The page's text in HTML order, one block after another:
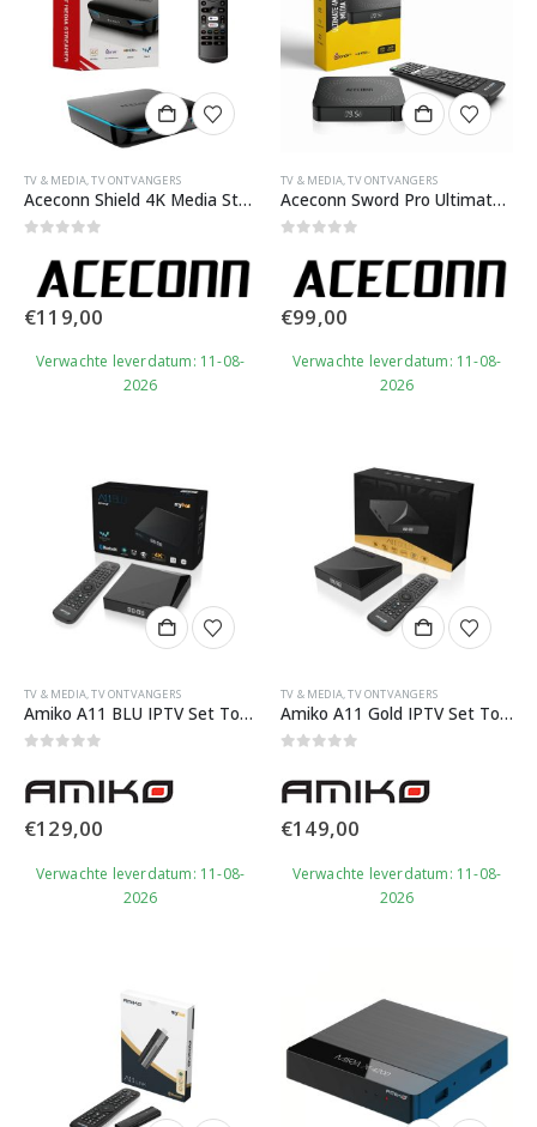
TV & MEDIA,TV ONTVANGERS
Aceconn Shield 4K Media Streamer​
€119,00
Verwachte leverdatum: 11-08-
2026
TV & MEDIA,TV ONTVANGERS
Aceconn Sword Pro Ultimate 4K Media Streamer
€99,00
Verwachte leverdatum: 11-08-
2026
TV & MEDIA,TV ONTVANGERS
Amiko A11 BLU IPTV Set Top Box
€129,00
Verwachte leverdatum: 11-08-
2026
TV & MEDIA,TV ONTVANGERS
Amiko A11 Gold IPTV Set Top Box
€149,00
Verwachte leverdatum: 11-08-
2026